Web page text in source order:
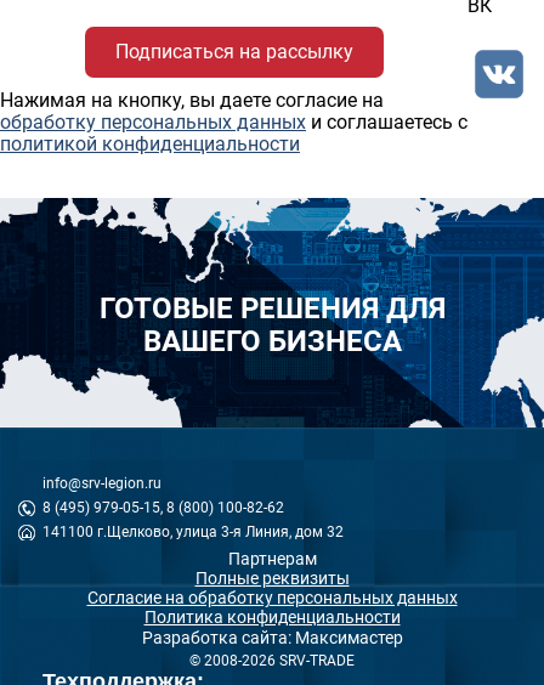
Нажимая на кнопку, вы даете согласие на
обработку персональных данных и соглашаетесь c
политикой конфиденциальности
ВК
ГОТОВЫЕ РЕШЕНИЯ ДЛЯ
ВАШЕГО БИЗНЕСА
info@srv-legion.ru
8 (495) 979-05-15, 8 (800) 100-82-62
141100 г.Щелково, улица 3-я Линия, дом 32
Партнерам
Полные реквизиты
Согласие на обработку персональных данных
Политика конфиденциальности
Разработка сайта: Максимастер
© 2008-2026 SRV-TRADE